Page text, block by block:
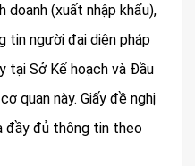
doanh (xuất nhập khẩu),
tin người đại diện pháp
tại Sở Kế hoạch và Đầu
quan này. Giấy đề nghị
đầy đủ thông tin theo